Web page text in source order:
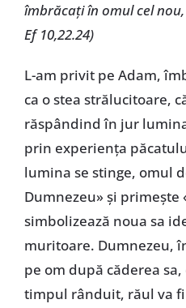
îmbrăcați în omul cel
Ef 10,22.24)
L-am privit pe Adam,
ca o stea strălucitoare,
răspândind în jur
prin experiența
lumina se stinge, omul
Dumnezeu» și primește
simbolizează noua sa
muritoare. Dumnezeu,
pe om după căderea
timpul rânduit, răul va